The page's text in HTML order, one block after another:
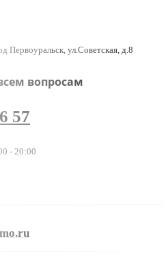
Первоуральск, ул.Советская, д.8
вопросам
57
- 20:00